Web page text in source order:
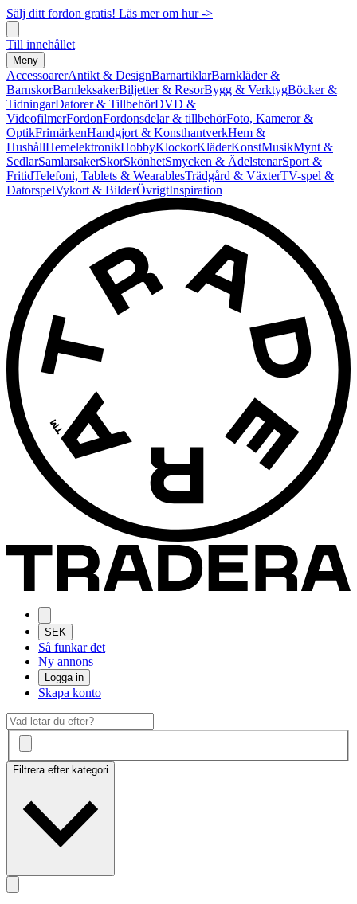
Sälj ditt fordon gratis! Läs mer om hur ->
Till innehållet
Meny
AccessoarerAntikt & DesignBarnartiklarBarnkläder &
BarnskorBarnleksakerBiljetter & ResorBygg & VerktygBöcker &
TidningarDatorer & TillbehörDVD &
VideofilmerFordonFordonsdelar & tillbehörFoto, Kameror &
OptikFrimärkenHandgjort & KonsthantverkHem &
HushållHemelektronikHobbyKlockorKläderKonstMusikMynt &
SedlarSamlarsakerSkorSkönhetSmycken & ÄdelstenarSport &
FritidTelefoni, Tablets & WearablesTrädgård & VäxterTV-spel &
DatorspelVykort & BilderÖvrigtInspiration
SEK
Så funkar det
Ny annons
Logga in
Skapa konto
Filtrera efter kategori